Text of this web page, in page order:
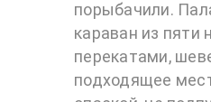
порыбачили.
караван из пяти
перекатами,
подходящее